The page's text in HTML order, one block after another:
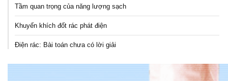
Tầm quan trọng của năng lượng sạch
Khuyến khích đốt rác phát điện
Điện rác: Bài toán chưa có lời giải